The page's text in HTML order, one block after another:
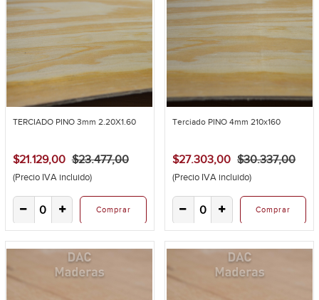
TERCIADO PINO 3mm 2.20X1.60
$21.129,00 $23.477,00
(Precio IVA incluido)
Comprar
Terciado PINO 4mm 210x160
$27.303,00 $30.337,00
(Precio IVA incluido)
Comprar